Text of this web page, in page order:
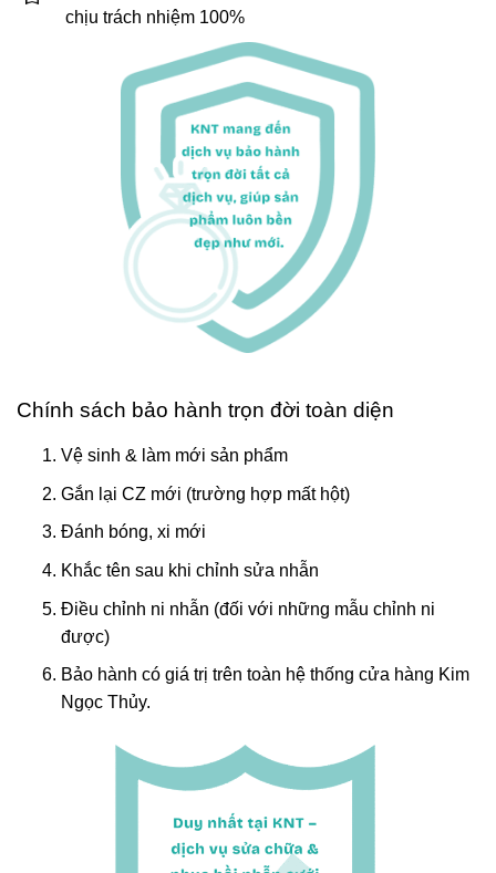
chịu trách nhiệm 100%
Chính sách bảo hành trọn đời toàn diện
Vệ sinh & làm mới sản phẩm
Gắn lại CZ mới (trường hợp mất hột)
Đánh bóng, xi mới
Khắc tên sau khi chỉnh sửa nhẫn
Điều chỉnh ni nhẫn (đối với những mẫu chỉnh ni
được)
Bảo hành có giá trị trên toàn hệ thống cửa hàng Kim
Ngọc Thủy.